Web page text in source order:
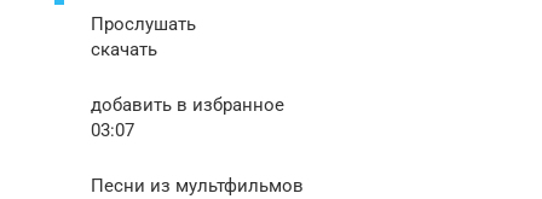
Прослушать
скачать
добавить в избранное
03:07
Песни из мультфильмов